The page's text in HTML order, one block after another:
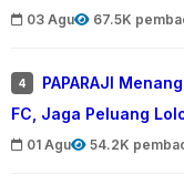
03 Agu 67.5K
4
PAPARAJI
FC, Jaga Peluang
01 Agu 54.2K